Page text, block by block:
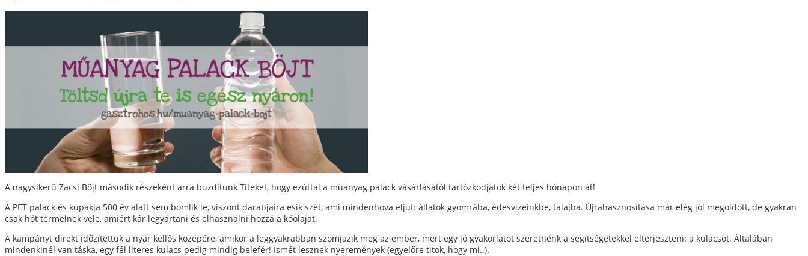
A nagysikerű Zacsi Böjt második részeként arra buzdítunk Titeket, hogy ezúttal a műanyag palack vásárlásától tartózkodjatok két teljes hónapon át!
A PET palack és kupakja 500 év alatt sem bomlik le, viszont darabjaira esik szét, ami mindenhova eljut: állatok gyomrába, édesvizeinkbe, talajba. Újrahasznosítása már elég jól megoldott, de gyakran
csak hőt termelnek vele, amiért kár legyártani és elhasználni hozzá a kőolajat.
A kampányt direkt időzítettük a nyár kellős közepére, amikor a leggyakrabban szomjazik meg az ember, mert egy jó gyakorlatot szeretnénk a segítségetekkel elterjeszteni: a kulacsot. Általában
mindenkinél van táska, egy fél literes kulacs pedig mindig belefér! Ismét lesznek nyeremények (egyelőre titok, hogy mi..).